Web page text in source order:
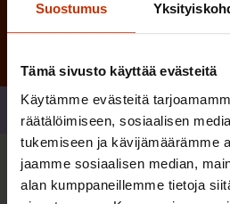
Suostumus
Tämä sivusto käyttää evästeitä
Käytämme evästeitä
räätälöimiseen, sosiaalisen
tukemiseen ja kävijämäärämme
jaamme sosiaalisen median,
alan kumppaneillemme tietoja
Sinua saattaa myös